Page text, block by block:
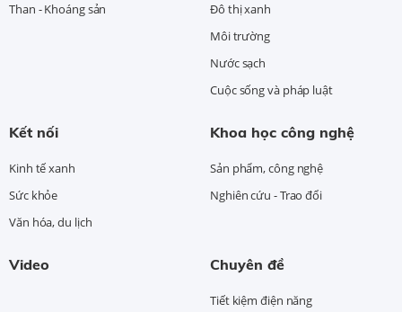
Than - Khoáng sản
Đô thị xanh
Môi trường
Nước sạch
Cuộc sống và pháp luật
Kết nối
Kinh tế xanh
Sức khỏe
Văn hóa, du lịch
Khoa học công nghệ
Sản phẩm, công nghệ
Nghiên cứu - Trao đổi
Video Chuyên đề
Tiết kiệm điện năng